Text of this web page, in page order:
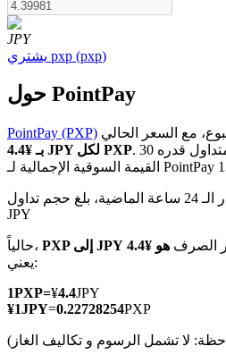
العقود الآجلة لـ COIN-M
العقود الآجلة للعملات المشفرة
TradFi
JPY
يشتري pxp (pxp)
حول PointPay
PointPay (PXP) مع السعر الحالي
بـ ¥4.4 JPY لكل PXP. مع عرض متداول قدره 30M PXP، تبلغ
على مدار الـ 24 ساعة الماضية، بلغ حجم تداول PointPay ¥1.8M
JPY
حالياً، PXP إلى JPY الصرف
يعني:
1PXP=¥4.4JPY
¥1JPY=0.22728254PXP